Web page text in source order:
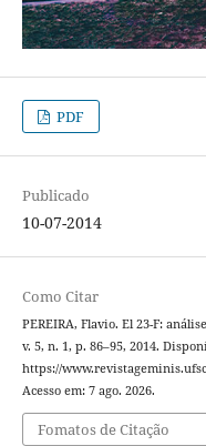
PDF
Publicado
10-07-2014
Como Citar
PEREIRA, Flavio. El 23-F:
v. 5, n. 1, p. 86–95, 2014.
https://
Acesso em: 7 ago. 2026.
Fomatos de Citação